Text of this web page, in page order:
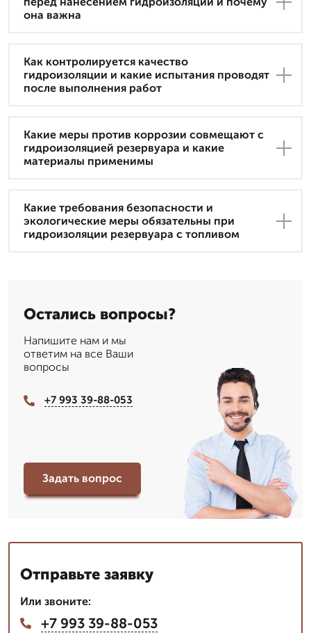
она важна
Как контролируется качество
гидроизоляции и какие испытания проводят
после выполнения работ
Какие меры против коррозии совмещают с
гидроизоляцией резервуара и какие
материалы применимы
Какие требования безопасности и
экологические меры обязательны при
гидроизоляции резервуара с топливом
Остались вопросы?
Напишите нам и мы
ответим на все Ваши
вопросы
+7 993 39-88-053
Задать вопрос
Отправьте заявку
Или звоните:
+7 993 39-88-053